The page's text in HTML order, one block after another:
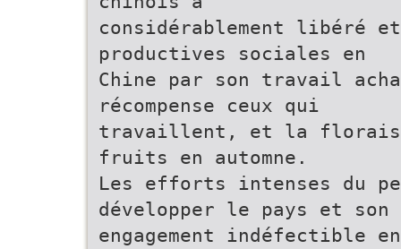
considérablement libéré
productives sociales en
Chine par son travail
récompense ceux qui
travaillent, et la
fruits en automne.
Les efforts intenses du
développer le pays et son
engagement indéfectible